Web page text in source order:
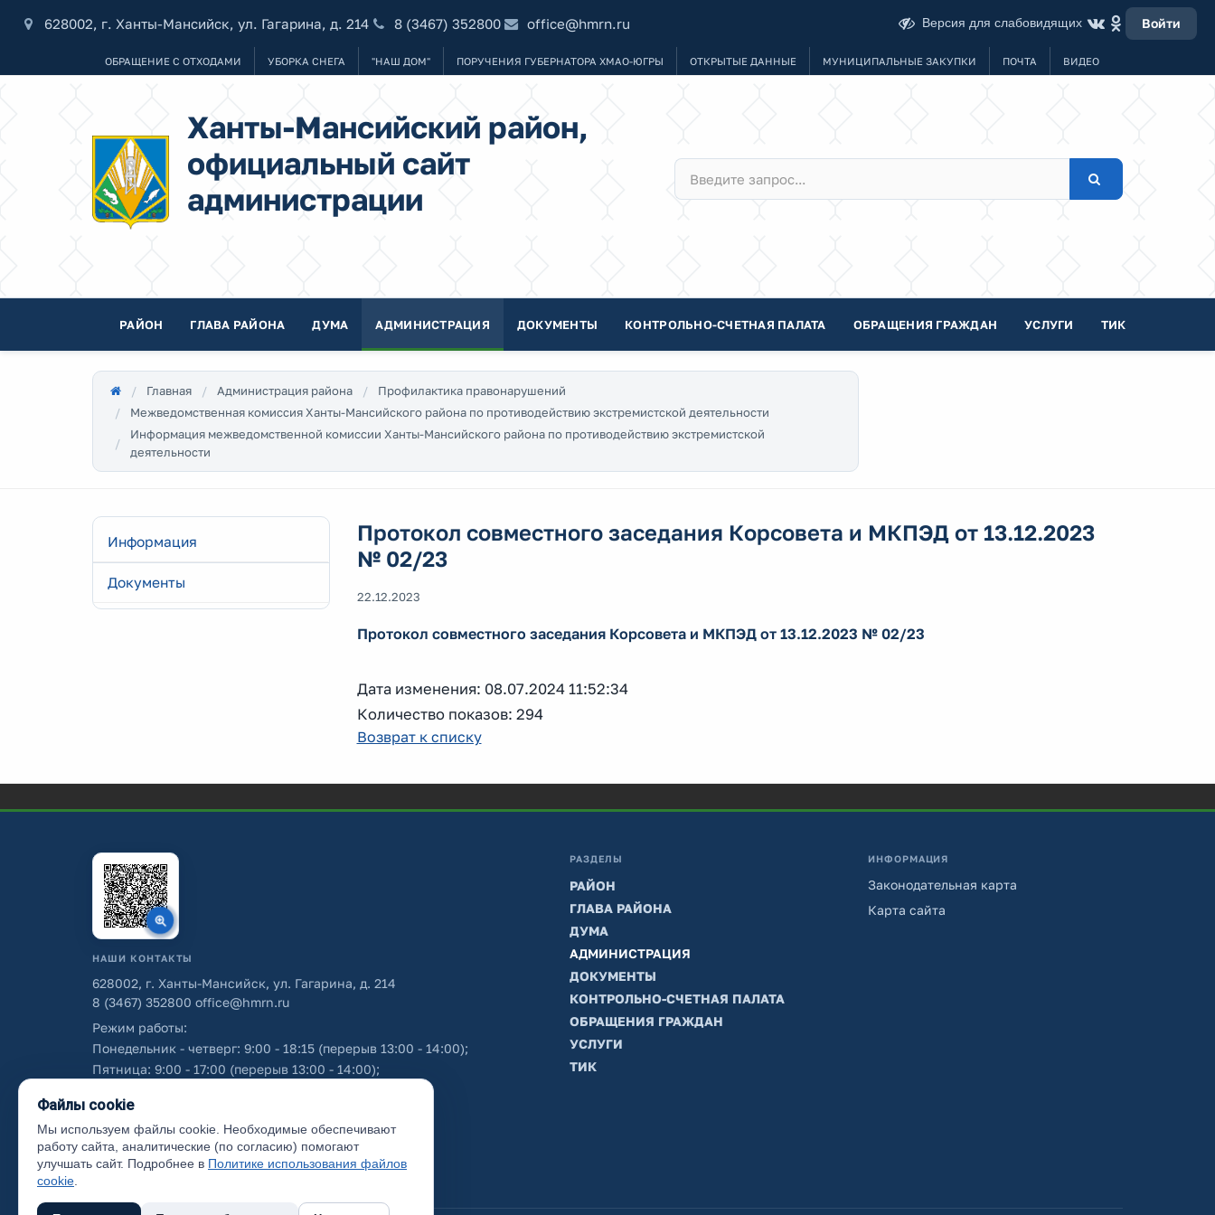
628002, г. Ханты-Мансийск, ул. Гагарина, д. 214 8 (3467) 352800 office@hmrn.ru Версия для слабовидящих Войти
ОБРАЩЕНИЕ С ОТХОДАМИ УБОРКА СНЕГА "НАШ ДОМ" ПОРУЧЕНИЯ ГУБЕРНАТОРА ХМАО-ЮГРЫ ОТКРЫТЫЕ ДАННЫЕ МУНИЦИПАЛЬНЫЕ ЗАКУПКИ ПОЧТА ВИДЕО
Ханты-Мансийский район,
официальный сайт
администрации
РАЙОН ГЛАВА РАЙОНА ДУМА АДМИНИСТРАЦИЯ ДОКУМЕНТЫ КОНТРОЛЬНО-СЧЕТНАЯ ПАЛАТА ОБРАЩЕНИЯ ГРАЖДАН УСЛУГИ ТИК
Главная Администрация района
Профилактика правонарушений
Межведомственная комиссия Ханты-Мансийского района по противодействию экстремистской деятельности
Информация межведомственной комиссии Ханты-Мансийского района по противодействию экстремистской
деятельности
Информация
Документы
Протокол совместного заседания Корсовета и МКПЭД от 13.12.2023
№ 02/23
22.12.2023
Протокол совместного заседания Корсовета и МКПЭД от 13.12.2023 № 02/23
Дата изменения: 08.07.2024 11:52:34
Количество показов: 294
Возврат к списку
НАШИ КОНТАКТЫ
628002, г. Ханты-Мансийск, ул. Гагарина, д. 214
8 (3467) 352800 office@hmrn.ru
Режим работы:
Понедельник - четверг: 9:00 - 18:15 (перерыв 13:00 - 14:00);
Пятница: 9:00 - 17:00 (перерыв 13:00 - 14:00);
Об использовании персональных данных
РАЗДЕЛЫ
РАЙОН
ГЛАВА РАЙОНА
ДУМА
АДМИНИСТРАЦИЯ
ДОКУМЕНТЫ
КОНТРОЛЬНО-СЧЕТНАЯ ПАЛАТА
ОБРАЩЕНИЯ ГРАЖДАН
УСЛУГИ
ТИК
ИНФОРМАЦИЯ
Законодательная карта
Карта сайта
Файлы cookie
Мы используем файлы cookie. Необходимые обеспечивают
работу сайта, аналитические (по согласию) помогают
улучшать сайт. Подробнее в Политике использования файлов
cookie